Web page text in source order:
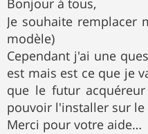
s
a
g
e
Bonjour à tous,
Je souhaite remplacer
modèle)
Cependant j'ai une
est mais est ce que je
que le futur
pouvoir l'installer sur
Merci pour votre aide…